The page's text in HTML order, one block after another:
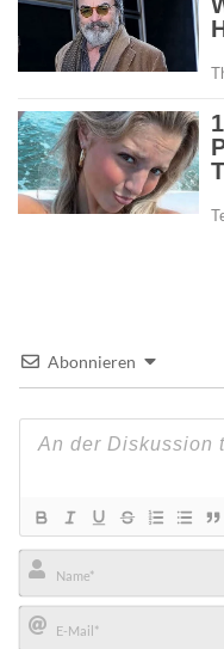
Abonnieren
Name*